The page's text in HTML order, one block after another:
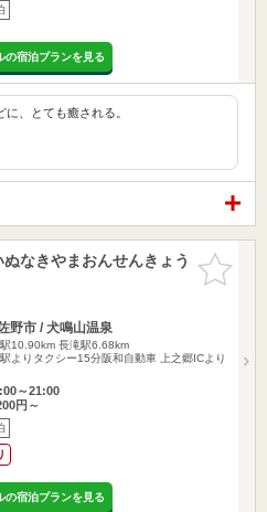
の宿泊プランを見る
、とても癒される。
お気に入
りに追加
なきやまおんせんきょう
野市 / 犬鳴山温泉
10.90km 長滝駅6.68km
よりタクシー15分阪和自動車 上之郷ICより
～21:00
円～
の宿泊プランを見る